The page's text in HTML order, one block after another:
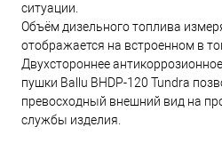
ситуации.
Объём дизельного топлива
отображается на встроенном в
Двухстороннее
пушки Ballu BHDP-120 Tundra
превосходный внешний вид на
службы изделия.